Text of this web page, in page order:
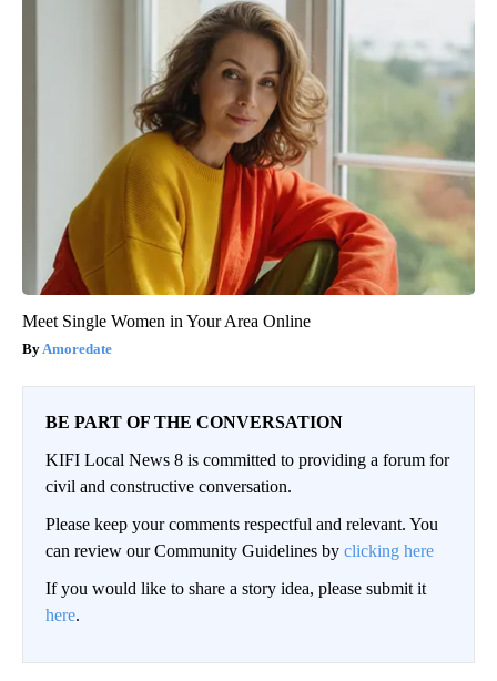
Meet Single Women in Your Area Online
Amoredate
BE PART OF THE CONVERSATION
KIFI Local News 8 is committed to providing a forum for
civil and constructive conversation.
Please keep your comments respectful and relevant. You
can review our Community Guidelines by clicking here
If you would like to share a story idea, please submit it
here.